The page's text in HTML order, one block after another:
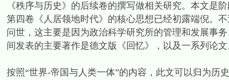
《秩序与历史》的后续卷的撰写做相关研究。本文是
第四卷《人居领地时代》的核心思想已经初露端倪。
问世，这主要是因为政治科学研究所的管理和发展事
间发表的主要著作是德文版《回忆》，以及一系列论
按照“世界-帝国与人类一体”的内容，此文可以归为历